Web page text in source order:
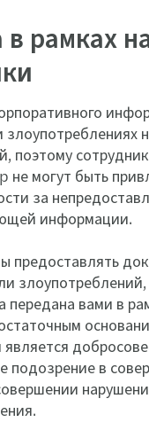
рамках
злоупотреблениях
поэтому
не могут быть
за
информации.
предоставлять
передана вами в
подозрение в